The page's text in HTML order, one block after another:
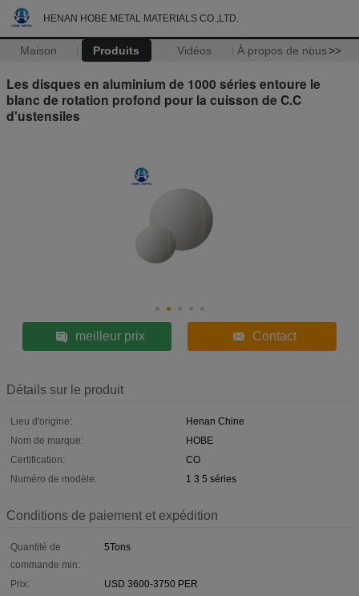
HENAN HOBE METAL MATERIALS CO.,LTD.
Maison Produits Vidéos À propos de nous>>
Les disques en aluminium de 1000 séries entoure le
blanc de rotation profond pour la cuisson de C.C
d'ustensiles
meilleur prix Contact
Détails sur le produit
Lieu d'origine:
Henan Chine
Nom de marque:
HOBE
Certification:
CO
Numéro de modèle:
1 3 5 séries
Conditions de paiement et expédition
Quantité de
commande min:
5Tons
Prix:
USD 3600-3750 PER